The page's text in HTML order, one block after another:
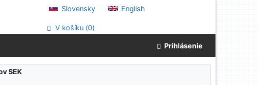
Slovensky English
V košíku (0)
Prihlásenie
SEK